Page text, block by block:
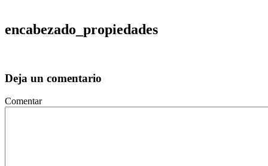
encabezado_propiedades
Deja un comentario
Comentar